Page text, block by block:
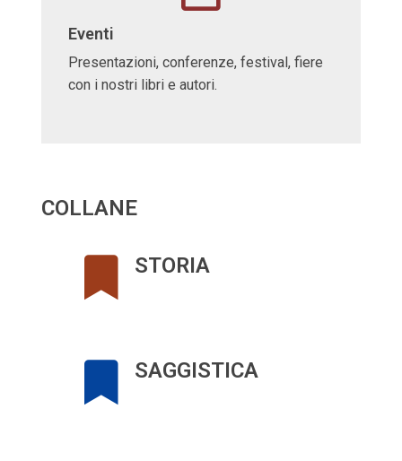
Eventi
Presentazioni, conferenze, festival, fiere
con i nostri libri e autori.
COLLANE
STORIA
SAGGISTICA